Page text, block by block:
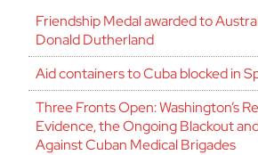
Friendship Medal awarded to
Donald Dutherland
Aid containers to Cuba blocked in
Three Fronts Open: Washington’s
Evidence, the Ongoing Blackout
Against Cuban Medical Brigades